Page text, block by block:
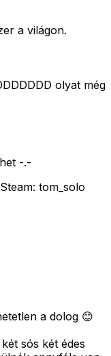
a világon.
olyat még
-.-
tom_solo
a dolog 😊
sós két édes